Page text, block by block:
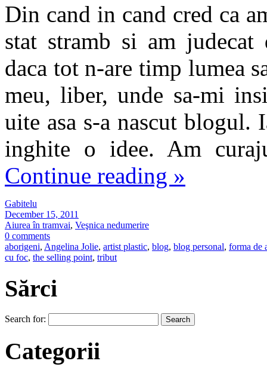
Din cand in cand cred ca
stat stramb si am
daca tot n-are timp lumea
meu, liber, unde sa-mi
uite asa s-a nascut blogul.
inghite o idee. Am
Continue reading »
Gabitelu
December 15, 2011
Aiurea în tramvai, Veşnica nedumerire
0 comments
aborigeni, Angelina Jolie, artist plastic, blog, blog personal, forma de
cu foc, the selling point, tribut
Sărci
Search for:
Categorii